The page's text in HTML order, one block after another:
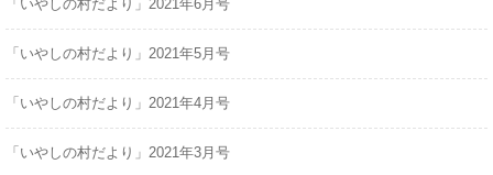
「いやしの村だより」2021年6月号
「いやしの村だより」2021年5月号
「いやしの村だより」2021年4月号
「いやしの村だより」2021年3月号